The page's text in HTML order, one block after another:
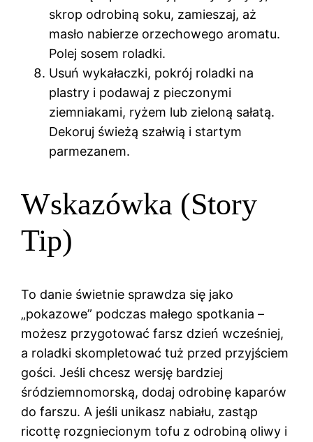
skrop odrobiną soku, zamieszaj, aż
masło nabierze orzechowego aromatu.
Polej sosem roladki.
Usuń wykałaczki, pokrój roladki na
plastry i podawaj z pieczonymi
ziemniakami, ryżem lub zieloną sałatą.
Dekoruj świeżą szałwią i startym
parmezanem.
Wskazówka (Story
Tip)
To danie świetnie sprawdza się jako
„pokazowe” podczas małego spotkania –
możesz przygotować farsz dzień wcześniej,
a roladki skompletować tuż przed przyjściem
gości. Jeśli chcesz wersję bardziej
śródziemnomorską, dodaj odrobinę kaparów
do farszu. A jeśli unikasz nabiału, zastąp
ricottę rozgniecionym tofu z odrobiną oliwy i